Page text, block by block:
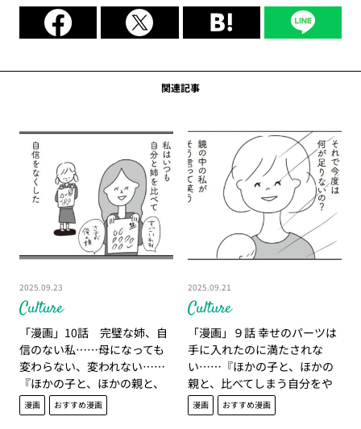
関連記事
Culture
2025.09.23
「漫画」10話 完璧な姉、自
信のない私……母になっても
変わらない、変われない……
『ほかの子と、ほかの親と、
比べてしまう自分をやめた
い』
漫画 おすすめ漫画
Culture
2025.09.21
「漫画」９話 幸せのパーツは
手に入れたのに満たされな
い……『ほかの子と、ほかの
親と、比べてしまう自分をや
めたい』
漫画 おすすめ漫画